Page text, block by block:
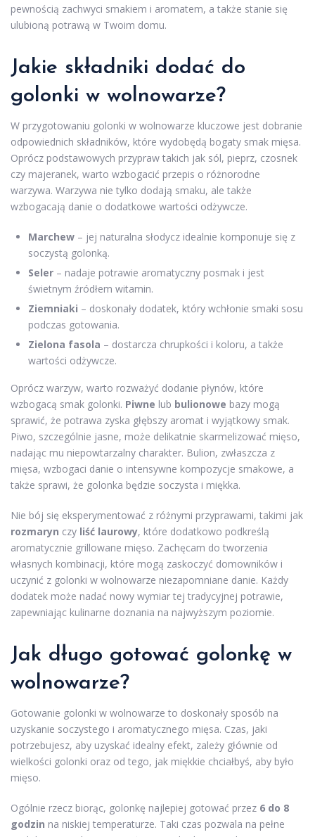
pewnością zachwyci smakiem i aromatem, a także stanie się
ulubioną potrawą w Twoim domu.
Jakie składniki dodać do
golonki w wolnowarze?
W przygotowaniu golonki w wolnowarze kluczowe jest dobranie
odpowiednich składników, które wydobędą bogaty smak mięsa.
Oprócz podstawowych przypraw takich jak sól, pieprz, czosnek
czy majeranek, warto wzbogacić przepis o różnorodne
warzywa. Warzywa nie tylko dodają smaku, ale także
wzbogacają danie o dodatkowe wartości odżywcze.
Marchew – jej naturalna słodycz idealnie komponuje się z
soczystą golonką.
Seler – nadaje potrawie aromatyczny posmak i jest
świetnym źródłem witamin.
Ziemniaki – doskonały dodatek, który wchłonie smaki sosu
podczas gotowania.
Zielona fasola – dostarcza chrupkości i koloru, a także
wartości odżywcze.
Oprócz warzyw, warto rozważyć dodanie płynów, które
wzbogacą smak golonki. Piwne lub bulionowe bazy mogą
sprawić, że potrawa zyska głębszy aromat i wyjątkowy smak.
Piwo, szczególnie jasne, może delikatnie skarmelizować mięso,
nadając mu niepowtarzalny charakter. Bulion, zwłaszcza z
mięsa, wzbogaci danie o intensywne kompozycje smakowe, a
także sprawi, że golonka będzie soczysta i miękka.
Nie bój się eksperymentować z różnymi przyprawami, takimi jak
rozmaryn czy liść laurowy, które dodatkowo podkreślą
aromatycznie grillowane mięso. Zachęcam do tworzenia
własnych kombinacji, które mogą zaskoczyć domowników i
uczynić z golonki w wolnowarze niezapomniane danie. Każdy
dodatek może nadać nowy wymiar tej tradycyjnej potrawie,
zapewniając kulinarne doznania na najwyższym poziomie.
Jak długo gotować golonkę w
wolnowarze?
Gotowanie golonki w wolnowarze to doskonały sposób na
uzyskanie soczystego i aromatycznego mięsa. Czas, jaki
potrzebujesz, aby uzyskać idealny efekt, zależy głównie od
wielkości golonki oraz od tego, jak miękkie chciałbyś, aby było
mięso.
Ogólnie rzecz biorąc, golonkę najlepiej gotować przez 6 do 8
godzin na niskiej temperaturze. Taki czas pozwala na pełne